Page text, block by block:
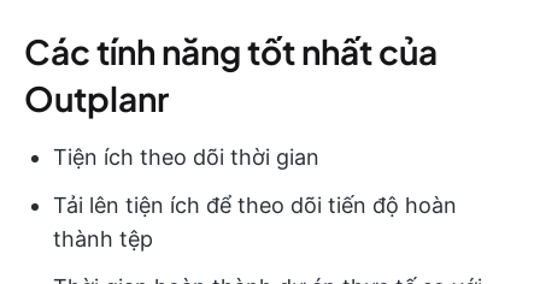
Các tính năng tốt nhất của
Outplanr
Tiện ích theo dõi thời gian
Tải lên tiện ích để theo dõi tiến độ hoàn
thành tệp